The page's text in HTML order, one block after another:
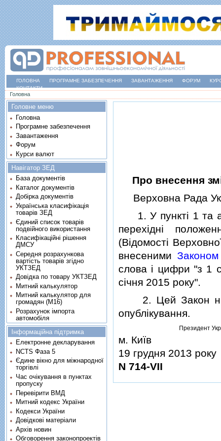
ГОЛОВНА ПРОГРАМНЕ ЗАБЕЗПЕЧЕННЯ ЗАВАНТАЖЕННЯ ФОРУМ
КОНТАКТИ
Ви є тут
Головна
Про внесення
Верховна Рада
1. У пунктi 1 та
перехiднi
(Вiдомостi
внесеними
слова i цифри "з 1
сiчня 2015 року".
2. Цей Закон
опублiкування.
Президент
м. Київ
19 грудня 2013 року
N 714-VII
Головне меню
Головна
Програмне забезпечення
Завантаження
Форум
Курси валют
Навігатор ЗЕД
База документів
Каталог документів
Добірка документів
Українська класифікація
товарів ЗЕД
Єдиний список товарів
подвійного використання
Класифікаційні рішення
ДМСУ
Середня розрахункова
вартість товарів згідно
УКТЗЕД
Довідка по товару УКТЗЕД
Митний калькулятор
Митний калькулятор для
громадян (М16)
Розрахунок імпорта
автомобіля
Інформаційна підтримка
Електронне декларування
NCTS Фаза 5
Єдине вікно для міжнародної
торгівлі
Час очікування в пунктах
пропуску
Перевірити ВМД
Митний кодекс України
Кодекси України
Довідкові матеріали
Архів новин
Обговорення законопроектів